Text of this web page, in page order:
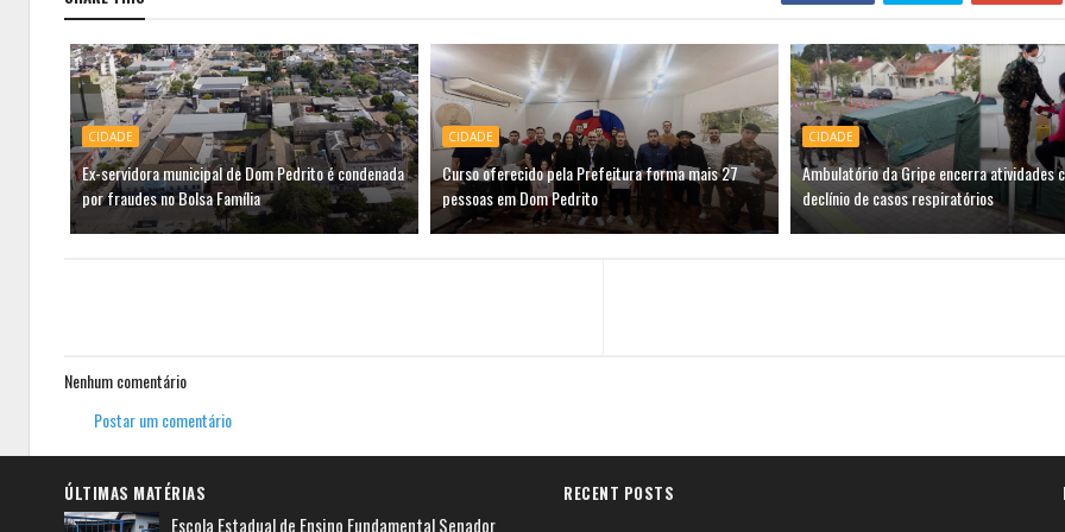
CIDADE
Ex-servidora municipal de Dom Pedrito é condenada
por fraudes no Bolsa Família
CIDADE
Curso oferecido pela Prefeitura forma mais 27
pessoas em Dom Pedrito
CIDADE
Ambulatório da Gripe encerra atividades
declínio de casos respiratórios
Nenhum comentário
Postar um comentário
ÚLTIMAS MATÉRIAS
Escola Estadual de Ensino Fundamental Senador
RECENT POSTS